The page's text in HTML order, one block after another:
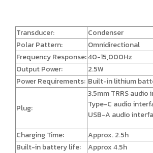
Transducer:
Condenser
Polar Pattern:
Omnidirectional
Frequency Response:40-15,000Hz
Output Power:
2.5W
Power Requirements: Built-in lithium
Plug:
3.5mm TRRS audio
Type-C audio
USB-A audio
Charging Time:
Approx. 2.5h
Built-in battery life:
Approx 4.5h